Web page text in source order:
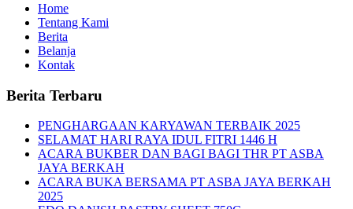
Home
Tentang Kami
Berita
Belanja
Kontak
Berita Terbaru
PENGHARGAAN KARYAWAN TERBAIK 2025
SELAMAT HARI RAYA IDUL FITRI 1446 H
ACARA BUKBER DAN BAGI BAGI THR PT ASBA
JAYA BERKAH
ACARA BUKA BERSAMA PT ASBA JAYA BERKAH
2025